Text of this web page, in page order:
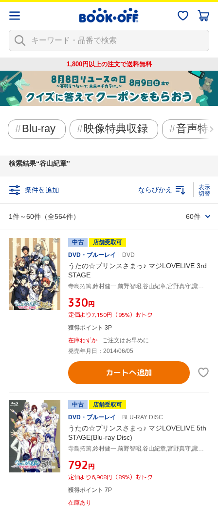
1,800円以上の注文で送料無料
Blu-ray 映像特典収録 音声特
検索結果 谷山紀章
条件を追加
1件～60件（全564件）
ならびかえ
60件
中古
店舗受取可
DVD・ブルーレイ
DVD
うたの☆プリンスさまっ♪ マジLOVELIVE 3rd
STAGE
¥330円
定価より7,150円（95%）おトク
獲得ポイント 3P
在庫わずか
ご注文はお早めに
発売年月日：2014/06/05
カートへ追加
中古
店舗受取可
DVD・ブルーレイ
BLU-RAY DISC
うたの☆プリンスさまっ♪ マジLOVELIVE 5th
STAGE(Blu-ray Disc)
¥792円
定価より6,908円（89%）おトク
獲得ポイント 7P
在庫あり